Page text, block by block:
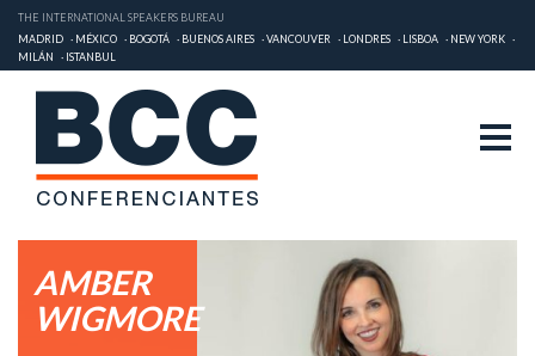
THE INTERNATIONAL SPEAKERS BUREAU
MADRID
MÉXICO BOGOTÁ BUENOS AIRES VANCOUVER LONDRES LISBOA
NEW YORK
MILÁN
ISTANBUL
AMBER
WIGMORE